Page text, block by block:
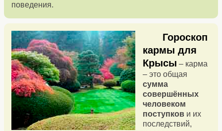
поведения.
Гороскоп
кармы для
Крысы – карма
– это общая
сумма
совершённых
человеком
поступков и их
последствий,